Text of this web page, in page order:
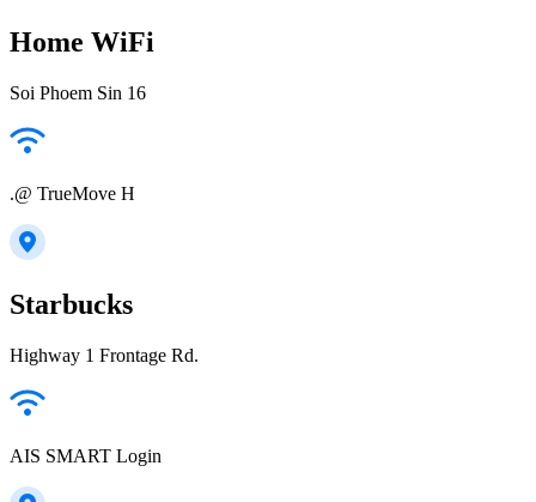
Home WiFi
Soi Phoem Sin 16
.@ TrueMove H
Starbucks
Highway 1 Frontage Rd.
AIS SMART Login